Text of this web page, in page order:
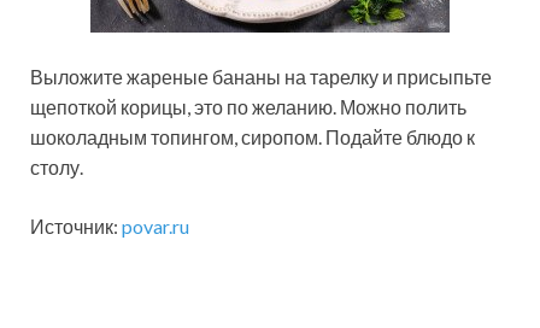
Выложите жареные бананы на тарелку и присыпьте
щепоткой корицы, это по желанию. Можно полить
шоколадным топингом, сиропом. Подайте блюдо к
столу.
Источник: povar.ru